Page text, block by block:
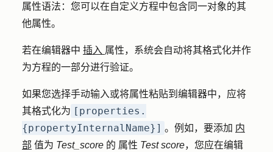
属性语法 ：您可以在自定义方程中包含同一对象的其
他属性。
若在编辑器中 插入 属性，系统会自动将其格式化并作
为方程的一部分进行验证。
如果您选择手动输入或将属性粘贴到编辑器中，应将
其格式化为 [properties.
{propertyInternalName}] 。例如，要添加 内
部 值为 Test_score 的 属性 Test score，您应在编辑